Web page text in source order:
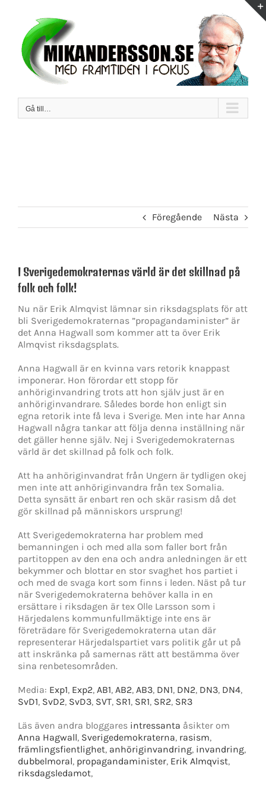
innehållet
Gå till…
Föregående Nästa
I Sverigedemokraternas värld är det skillnad på
folk och folk!
Nu när Erik Almqvist lämnar sin riksdagsplats för att
bli Sverigedemokraternas ”propagandaminister” är
det Anna Hagwall som kommer att ta över Erik
Almqvist riksdagsplats.
Anna Hagwall är en kvinna vars retorik knappast
imponerar. Hon förordar ett stopp för
anhöriginvandring trots att hon själv just är en
anhöriginvandrare. Således borde hon enligt sin
egna retorik inte få leva i Sverige. Men inte har Anna
Hagwall några tankar att följa denna inställning när
det gäller henne själv. Nej i Sverigedemokraternas
värld är det skillnad på folk och folk.
Att ha anhöriginvandrat från Ungern är tydligen okej
men inte att anhöriginvandra från tex Somalia.
Detta synsätt är enbart ren och skär rasism då det
gör skillnad på människors ursprung!
Att Sverigedemokraterna har problem med
bemanningen i och med alla som faller bort från
partitoppen av den ena och andra anledningen är ett
bekymmer och blottar en stor svaghet hos partiet i
och med de svaga kort som finns i leden. Näst på tur
när Sverigedemokraterna behöver kalla in en
ersättare i riksdagen är tex Olle Larsson som i
Härjedalens kommunfullmäktige inte ens är
företrädare för Sverigedemokraterna utan där
representerar Härjedalspartiet vars politik går ut på
att inskränka på samernas rätt att bestämma över
sina renbetesområden.
Media: Exp1, Exp2, AB1, AB2, AB3, DN1, DN2, DN3, DN4,
SvD1, SvD2, SvD3, SVT, SR1, SR1, SR2, SR3
Läs även andra bloggares intressanta åsikter om
Anna Hagwall, Sverigedemokraterna, rasism,
främlingsfientlighet, anhöriginvandring, invandring,
dubbelmoral, propagandaminister, Erik Almqvist,
riksdagsledamot,